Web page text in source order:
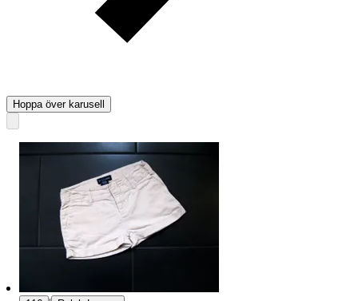
Hoppa över karusell